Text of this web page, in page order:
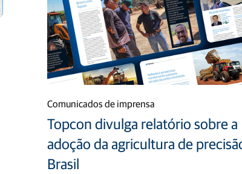
Comunicados de imprensa
Topcon divulga relatório sobre a
adoção da agricultura de
Brasil